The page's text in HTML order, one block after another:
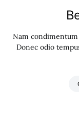
Nam condimentum
Donec odio